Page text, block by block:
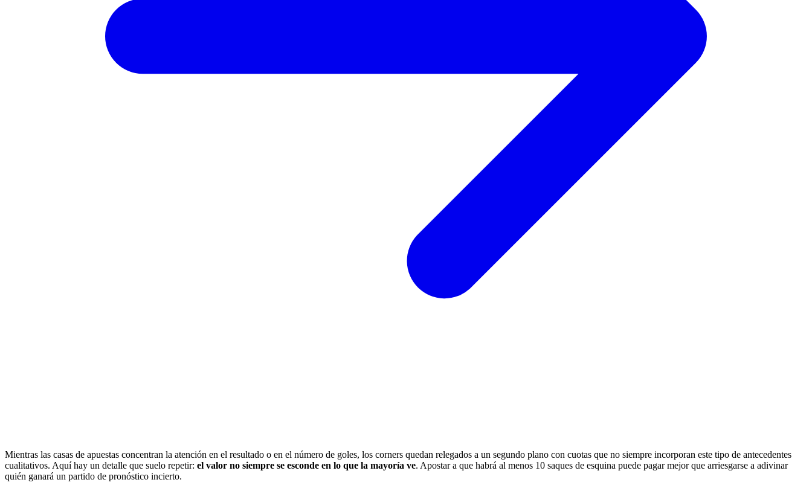
Mientras las casas de apuestas concentran la atención en el resultado o en el número de goles, los corners quedan relegados a un segundo plano con cuotas que no siempre incorporan este tipo de antecedentes
cualitativos. Aquí hay un detalle que suelo repetir: el valor no siempre se esconde en lo que la mayoría ve. Apostar a que habrá al menos 10 saques de esquina puede pagar mejor que arriesgarse a adivinar
quién ganará un partido de pronóstico incierto.